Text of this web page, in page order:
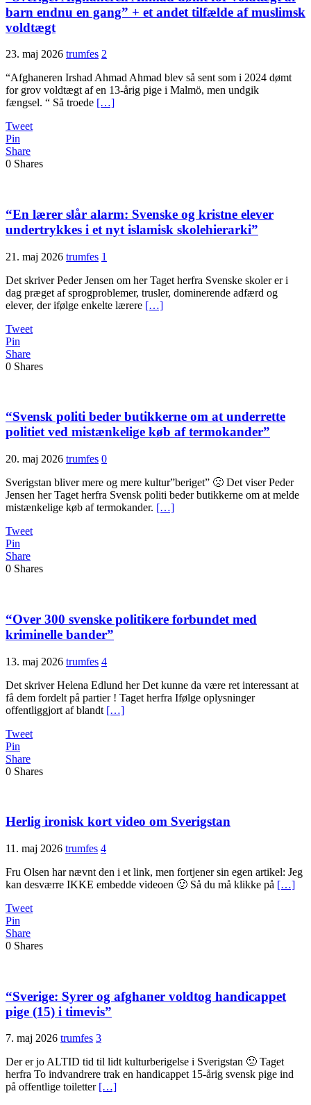
barn endnu en gang” + et andet tilfælde af muslimsk
voldtægt
23. maj 2026 trumfes 2
“Afghaneren Irshad Ahmad Ahmad blev så sent som i 2024 dømt
for grov voldtægt af en 13-årig pige i Malmö, men undgik
fængsel. “ Så troede […]
Tweet
Pin
Share
0 Shares
“En lærer slår alarm: Svenske og kristne elever
undertrykkes i et nyt islamisk skolehierarki”
21. maj 2026 trumfes 1
Det skriver Peder Jensen om her Taget herfra Svenske skoler er i
dag præget af sprogproblemer, trusler, dominerende adfærd og
elever, der ifølge enkelte lærere […]
Tweet
Pin
Share
0 Shares
“Svensk politi beder butikkerne om at underrette
politiet ved mistænkelige køb af termokander”
20. maj 2026 trumfes 0
Sverigstan bliver mere og mere kultur”beriget” 🙁 Det viser Peder
Jensen her Taget herfra Svensk politi beder butikkerne om at melde
mistænkelige køb af termokander. […]
Tweet
Pin
Share
0 Shares
“Over 300 svenske politikere forbundet med
kriminelle bander”
13. maj 2026 trumfes 4
Det skriver Helena Edlund her Det kunne da være ret interessant at
få dem fordelt på partier ! Taget herfra Ifølge oplysninger
offentliggjort af blandt […]
Tweet
Pin
Share
0 Shares
Herlig ironisk kort video om Sverigstan
11. maj 2026 trumfes 4
Fru Olsen har nævnt den i et link, men fortjener sin egen artikel: Jeg
kan desværre IKKE embedde videoen 🙂 Så du må klikke på […]
Tweet
Pin
Share
0 Shares
“Sverige: Syrer og afghaner voldtog handicappet
pige (15) i timevis”
7. maj 2026 trumfes 3
Der er jo ALTID tid til lidt kulturberigelse i Sverigstan 🙁 Taget
herfra To indvandrere trak en handicappet 15-årig svensk pige ind
på offentlige toiletter […]